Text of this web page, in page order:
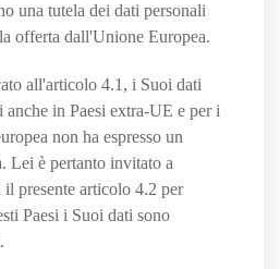
una tutela dei dati personali
offerta dall'Unione Europea.
all'articolo 4.1, i Suoi dati
anche in Paesi extra-UE e per i
non ha espresso un
Lei è pertanto invitato a
presente articolo 4.2 per
Paesi i Suoi dati sono